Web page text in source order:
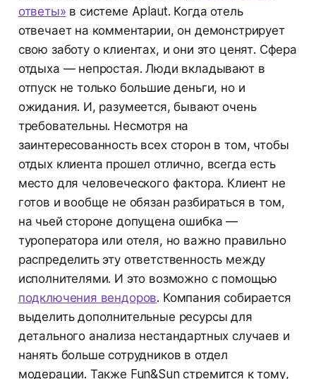
ответы» в системе Aplaut. Когда отель
отвечает на комментарии, он демонстрирует
свою заботу о клиентах, и они это ценят. Сфера
отдыха — непростая. Люди вкладывают в
отпуск не только большие деньги, но и
ожидания. И, разумеется, бывают очень
требовательны. Несмотря на
заинтересованность всех сторон в том, чтобы
отдых клиента прошел отлично, всегда есть
место для человеческого фактора. Клиент не
готов и вообще не обязан разбираться в том,
на чьей стороне допущена ошибка —
туроператора или отеля, но важно правильно
распределить эту ответственность между
исполнителями. И это возможно с помощью
подключения вендоров. Компания собирается
выделить дополнительные ресурсы для
детального анализа нестандартных случаев и
нанять больше сотрудников в отдел
модерации. Также Fun&Sun стремится к тому,